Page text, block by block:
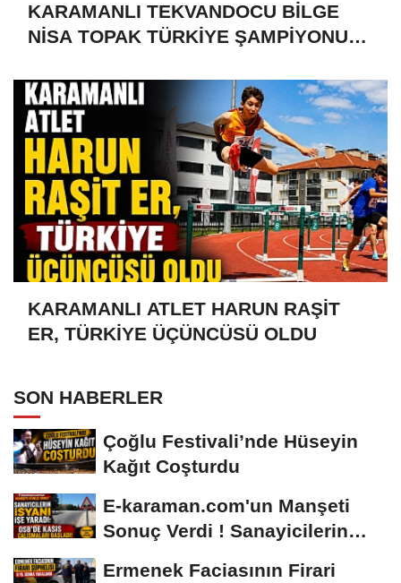
KARAMANLI TEKVANDOCU BİLGE
NİSA TOPAK TÜRKİYE ŞAMPİYONU
KARAMANLI ATLET HARUN RAŞİT
ER, TÜRKİYE ÜÇÜNCÜSÜ OLDU
SON HABERLER
Çoğlu Festivali’nde Hüseyin
Kağıt Coşturdu
E-karaman.com'un Manşeti
Sonuç Verdi ! Sanayicilerin
Ermenek Faciasının Firari